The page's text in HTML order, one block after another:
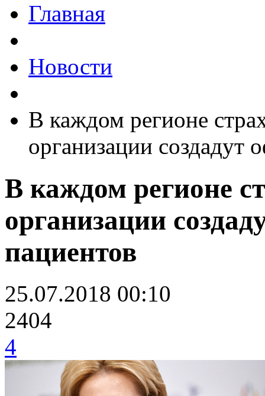
Главная
Новости
В каждом регионе
организации создадут
В каждом регионе
организации
пациентов
25.07.2018 00:10
2404
4